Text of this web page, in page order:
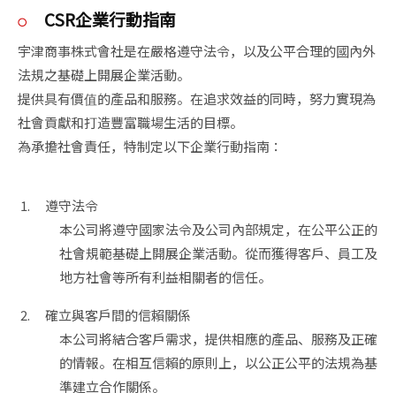
CSR企業行動指南
宇津商事株式會社是在嚴格遵守法令，以及公平合理的國內外
法規之基礎上開展企業活動。
提供具有價值的產品和服務。在追求效益的同時，努力實現為
社會貢獻和打造豐富職場生活的目標。
為承擔社會責任，特制定以下企業行動指南：
遵守法令
本公司將遵守國家法令及公司內部規定，在公平公正的
社會規範基礎上開展企業活動。從而獲得客戶、員工及
地方社會等所有利益相關者的信任。
確立與客戶間的信賴關係
本公司將結合客戶需求，提供相應的產品、服務及正確
的情報。在相互信賴的原則上，以公正公平的法規為基
準建立合作關係。